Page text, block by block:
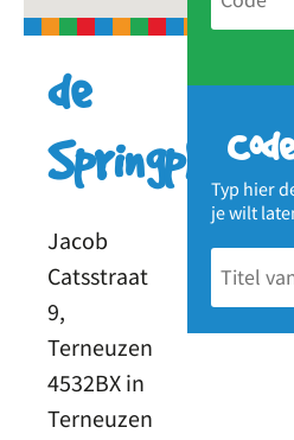
Typ hier
je wilt
de
Springplank
Jacob
Catsstraat
9,
Terneuzen
4532BX in
Terneuzen